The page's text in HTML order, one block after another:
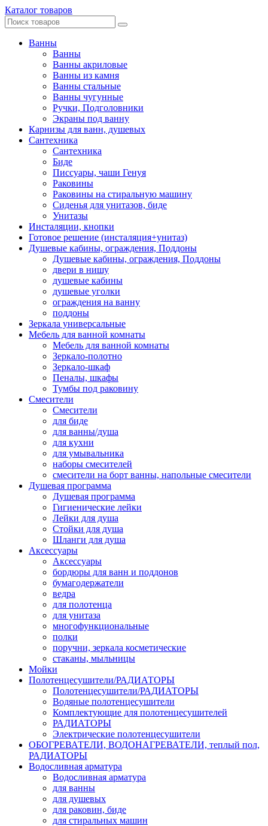
Каталог товаров
Ванны
Ванны
Ванны акриловые
Ванны из камня
Ванны стальные
Ванны чугунные
Ручки, Подголовники
Экраны под ванну
Карнизы для ванн, душевых
Сантехника
Сантехника
Биде
Писсуары, чаши Генуя
Раковины
Раковины на стиральную машину
Сиденья для унитазов, биде
Унитазы
Инсталяции, кнопки
Готовое решение (инсталяция+унитаз)
Душевые кабины, ограждения, Поддоны
Душевые кабины, ограждения, Поддоны
двери в нишу
душевые кабины
душевые уголки
ограждения на ванну
поддоны
Зеркала универсальные
Мебель для ванной комнаты
Мебель для ванной комнаты
Зеркало-полотно
Зеркало-шкаф
Пеналы, шкафы
Тумбы под раковину
Смесители
Смесители
для биде
для ванны/душа
для кухни
для умывальника
наборы смесителей
смесители на борт ванны, напольные смесители
Душевая программа
Душевая программа
Гигиенические лейки
Лейки для душа
Стойки для душа
Шланги для душа
Аксессуары
Аксессуары
бордюры для ванн и поддонов
бумагодержатели
ведра
для полотенца
для унитаза
многофункциональные
полки
поручни, зеркала косметические
стаканы, мыльницы
Мойки
Полотенцесушители/РАДИАТОРЫ
Полотенцесушители/РАДИАТОРЫ
Водяные полотенцесушители
Комплектующие для полотенцесушителей
РАДИАТОРЫ
Электрические полотенцесушители
ОБОГРЕВАТЕЛИ, ВОДОНАГРЕВАТЕЛИ, теплый пол,
РАДИАТОРЫ
Водосливная арматура
Водосливная арматура
для ванны
для душевых
для раковин, биде
для стиральных машин